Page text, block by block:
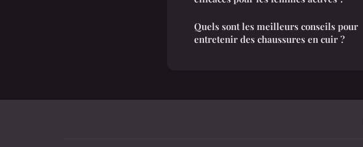
Quels sont les meilleurs conseils pour
entretenir des chaussures en cuir ?